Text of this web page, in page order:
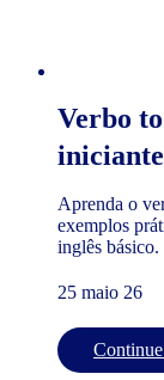
Verbo
Aprenda o
exemplos
inglês
25 maio 26